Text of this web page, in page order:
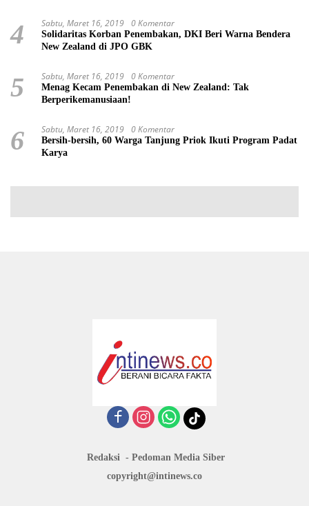
4 Sabtu, Maret 16, 2019 0 Komentar
Solidaritas Korban Penembakan, DKI Beri Warna Bendera
New Zealand di JPO GBK
5 Sabtu, Maret 16, 2019 0 Komentar
Menag Kecam Penembakan di New Zealand: Tak
Berperikemanusiaan!
6 Sabtu, Maret 16, 2019 0 Komentar
Bersih-bersih, 60 Warga Tanjung Priok Ikuti Program Padat
Karya
Redaksi
Pedoman Media Siber
copyright@intinews.co